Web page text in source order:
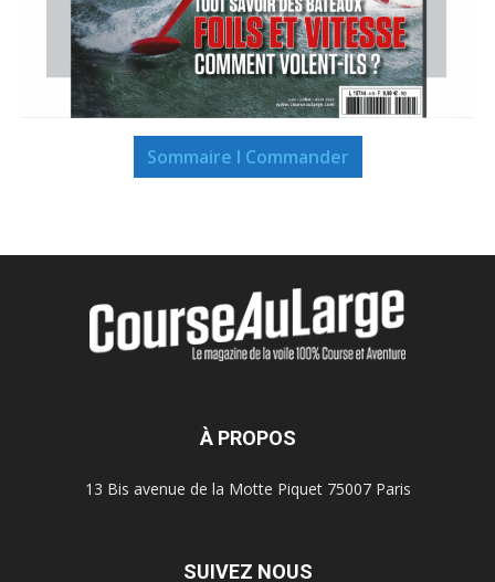
Sommaire I Commander
À PROPOS
13 Bis avenue de la Motte Piquet 75007 Paris
SUIVEZ NOUS